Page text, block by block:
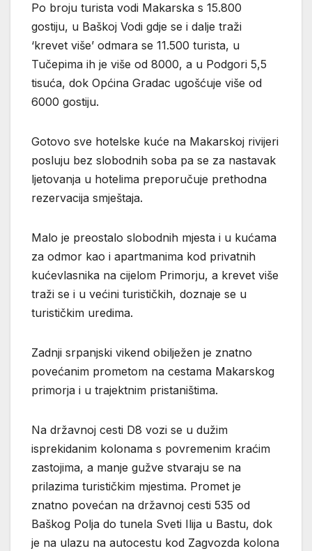
Po broju turista vodi Makarska s 15.800
gostiju, u Baškoj Vodi gdje se i dalje traži
‘krevet više’ odmara se 11.500 turista, u
Tučepima ih je više od 8000, a u Podgori 5,5
tisuća, dok Općina Gradac ugošćuje više od
6000 gostiju.
Gotovo sve hotelske kuće na Makarskoj rivijeri
posluju bez slobodnih soba pa se za nastavak
ljetovanja u hotelima preporučuje prethodna
rezervacija smještaja.
Malo je preostalo slobodnih mjesta i u kućama
za odmor kao i apartmanima kod privatnih
kućevlasnika na cijelom Primorju, a krevet više
traži se i u većini turističkih, doznaje se u
turističkim uredima.
Zadnji srpanjski vikend obilježen je znatno
povećanim prometom na cestama Makarskog
primorja i u trajektnim pristaništima.
Na državnoj cesti D8 vozi se u dužim
isprekidanim kolonama s povremenim kraćim
zastojima, a manje gužve stvaraju se na
prilazima turističkim mjestima. Promet je
znatno povećan na državnoj cesti 535 od
Baškog Polja do tunela Sveti Ilija u Bastu, dok
je na ulazu na autocestu kod Zagvozda kolona